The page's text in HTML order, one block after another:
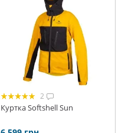
2
Куртка Softshell Sun